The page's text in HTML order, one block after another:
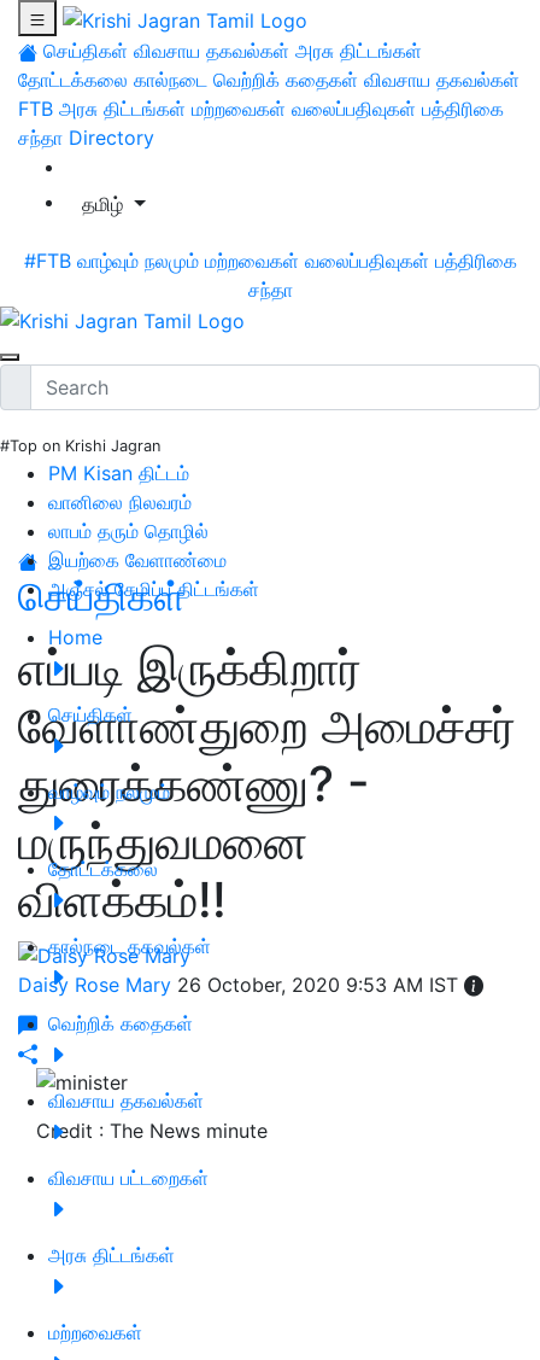
செய்திகள் விவசாய தகவல்கள் அரசு திட்டங்கள்
தோட்டக்கலை கால்நடை வெற்றிக் கதைகள் விவசாய தகவல்கள்
FTB அரசு திட்டங்கள் மற்றவைகள் வலைப்பதிவுகள் பத்திரிகை
சந்தா Directory
தமிழ்
#FTB வாழ்வும் நலமும் மற்றவைகள் வலைப்பதிவுகள் பத்திரிகை
சந்தா
#Top on Krishi Jagran
PM Kisan திட்டம்
வானிலை நிலவரம்
லாபம் தரும் தொழில்
இயற்கை வேளாண்மை
அஞ்சல் சேமிப்பு திட்டங்கள்
Home
செய்திகள்
வாழ்வும் நலமும்
தோட்டக்கலை
கால்நடை தகவல்கள்
வெற்றிக் கதைகள்
விவசாய தகவல்கள்
விவசாய பட்டறைகள்
அரசு திட்டங்கள்
மற்றவைகள்
செய்திகள்
எப்படி இருக்கிறார்
வேளாண்துறை அமைச்சர்
துரைக்கண்ணு? -
மருந்துவமனை
விளக்கம்!!
Daisy Rose Mary 26 October, 2020 9:53 AM IST
Credit : The News minute